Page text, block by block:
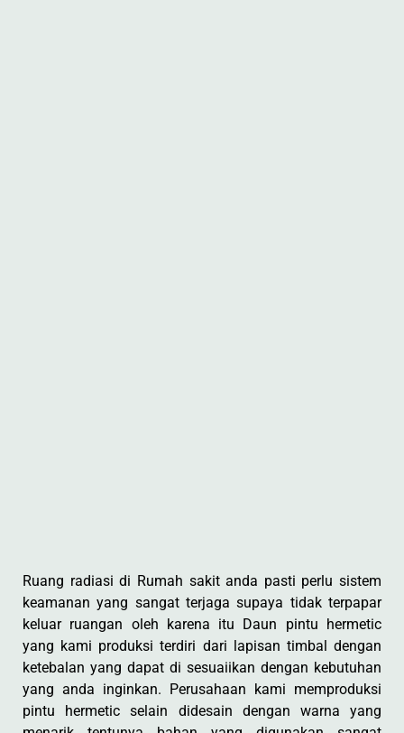
Ruang radiasi di Rumah sakit anda pasti perlu sistem
keamanan yang sangat terjaga supaya tidak terpapar
keluar ruangan oleh karena itu Daun pintu hermetic
yang kami produksi terdiri dari lapisan timbal dengan
ketebalan yang dapat di sesuaiikan dengan kebutuhan
yang anda inginkan. Perusahaan kami memproduksi
pintu hermetic selain didesain dengan warna yang